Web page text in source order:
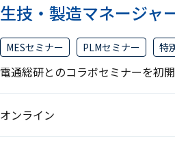
生技・製造マネージャ
MESセミナー PLMセミナー 特
電通総研とのコラボセミナーを初
オンライン